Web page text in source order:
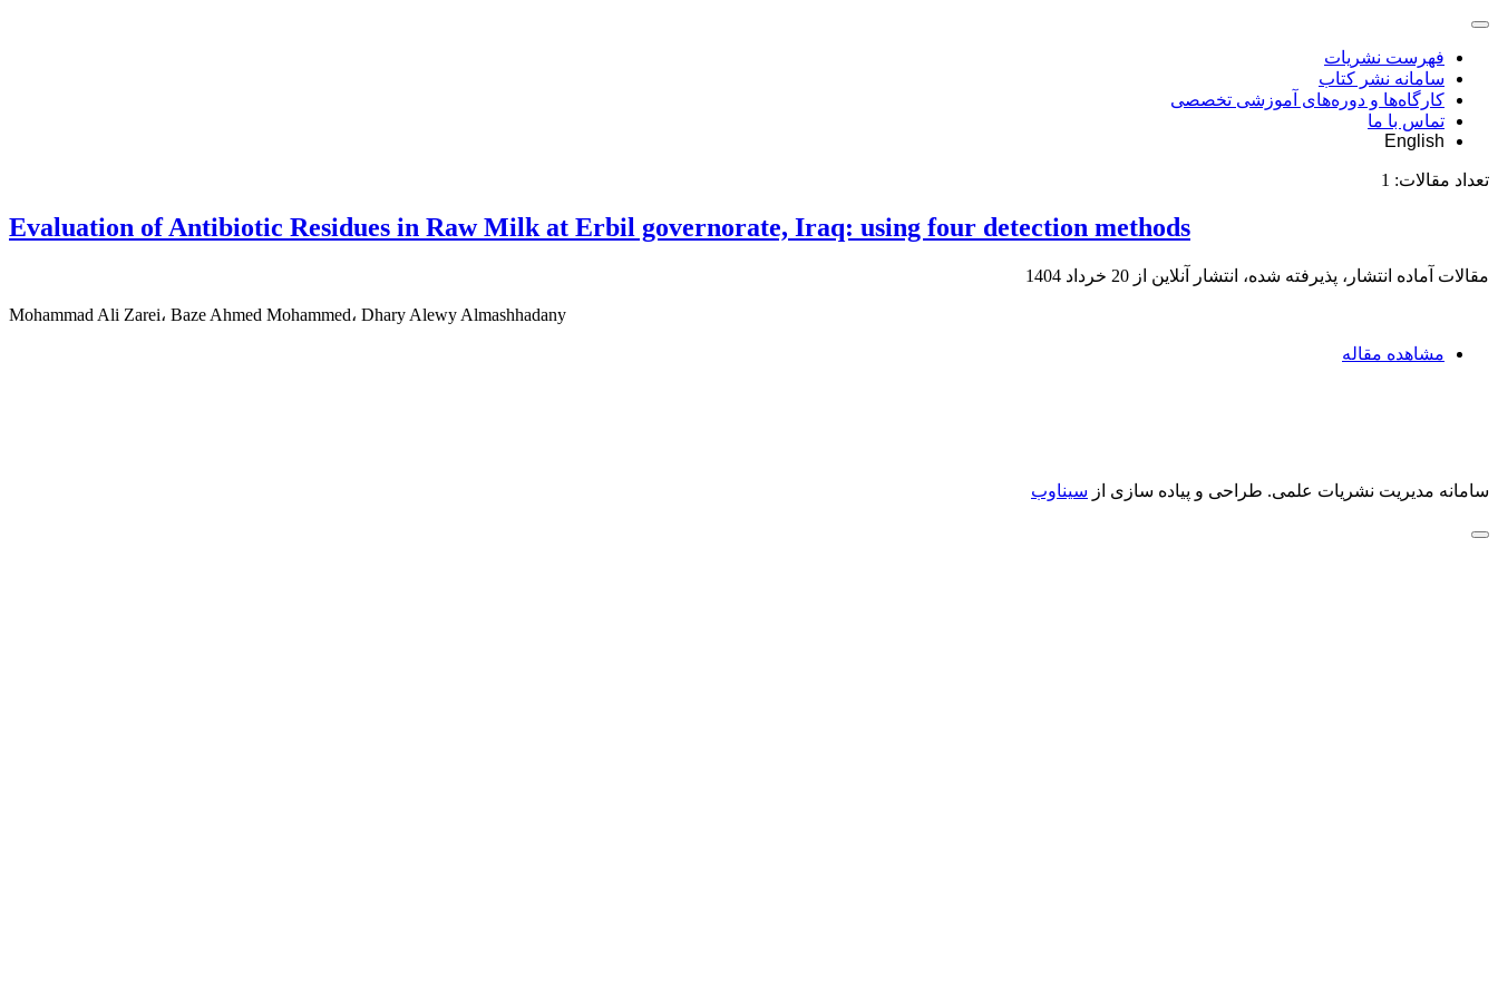
فهرست نشریات
سامانه نشر کتاب
کارگاه‌ها و دوره‌های آموزشی تخصصی
تماس با ما
English
تعداد مقالات: 1
Evaluation of Antibiotic Residues in Raw Milk at Erbil governorate, Iraq: using four detection methods
مقالات آماده انتشار، پذیرفته شده، انتشار آنلاین از 20 خرداد 1404
Mohammad Ali Zarei، Baze Ahmed Mohammed، Dhary Alewy Almashhadany
مشاهده مقاله
سامانه مدیریت نشریات علمی. طراحی و پیاده سازی از سیناوب